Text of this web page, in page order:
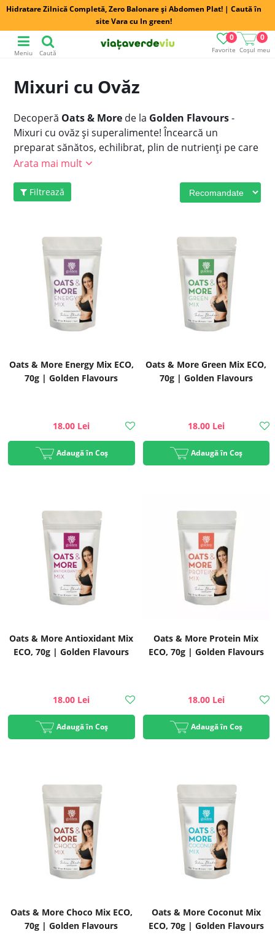
Hidratare Zilnică Completă, Zero Balonare și Abdomen Plat! | Caută în
site Vara cu In green!
Favorite
0
Coșul meu
0
Meniu Caută
Mixuri cu Ovăz
Decoperă Oats & More de la Golden Flavours-
Mixuri cu ovăz și superalimente! Încearcă un
preparat sănătos, echilibrat, plin de nutrienți pe care
îl poți savura oricând! La micul dejun, prânz, cină,
Arata mai mult
Filtrează
Oats & More Energy Mix ECO,
70g | Golden Flavours
18.00 Lei
Adaugă în Coș
Oats & More Green Mix ECO,
70g | Golden Flavours
18.00 Lei
Adaugă în Coș
Oats & More Antioxidant Mix
ECO, 70g | Golden Flavours
18.00 Lei
Adaugă în Coș
Oats & More Protein Mix
ECO, 70g | Golden Flavours
18.00 Lei
Adaugă în Coș
Oats & More Choco Mix ECO,
70g | Golden Flavours
Oats & More Coconut Mix
ECO, 70g | Golden Flavours